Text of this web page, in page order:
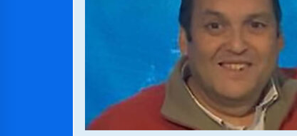
S.O.S. a los ricos, Save Our
(Salvar Nuestras Almas)
30/04/2026